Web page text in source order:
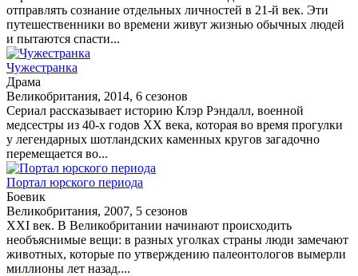
отправлять сознание отдельных личностей в 21-й век. Эти
путешественники во времени живут жизнью обычных людей
и пытаются спасти...
Чужестранка
Драма
Великобритания, 2014, 6 сезонов
Сериал рассказывает историю Клэр Рэндалл, военной
медсестры из 40-х годов XX века, которая во время прогулки
у легендарных шотландских каменных кругов загадочно
перемещается во...
Портал юрского периода
Боевик
Великобритания, 2007, 5 сезонов
XXI век. В Великобритании начинают происходить
необъяснимые вещи: в разных уголках страны люди замечают
животных, которые по утверждению палеонтологов вымерли
миллионы лет назад....